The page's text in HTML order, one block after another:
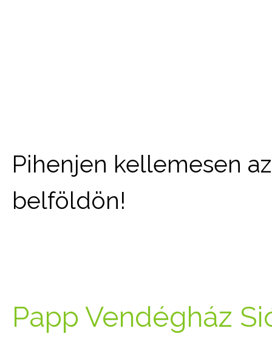
Pihenjen kellemesen
belföldön!
Papp Vendégház